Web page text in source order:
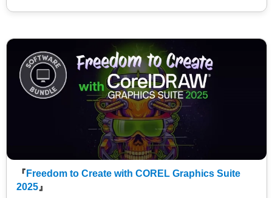
『 Freedom to Create with COREL Graphics Suite
2025 』